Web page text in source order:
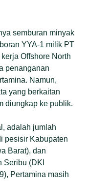
semburan minyak
YYA-1 milik PT
Offshore North
penanganan
Namun,
yang berkaitan
diungkap ke publik.
adalah jumlah
pesisir Kabupaten
Barat), dan
Seribu (DKI
Pertamina masih